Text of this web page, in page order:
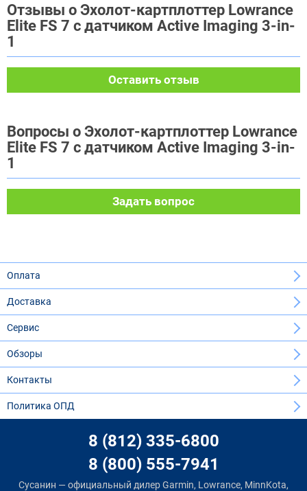
Отзывы о Эхолот-картплоттер Lowrance
Elite FS 7 с датчиком Active Imaging 3-in-
1
Оставить отзыв
Вопросы о Эхолот-картплоттер Lowrance
Elite FS 7 с датчиком Active Imaging 3-in-
1
Задать вопрос
Оплата
Доставка
Сервис
Обзоры
Контакты
Политика ОПД
8 (812) 335-6800
8 (800) 555-7941
Сусанин — официальный дилер Garmin, Lowrance, MinnKota,